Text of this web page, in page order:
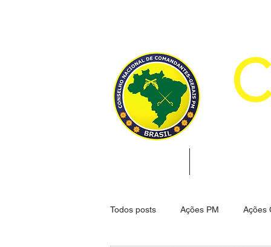
Todos posts Ações PM Ações